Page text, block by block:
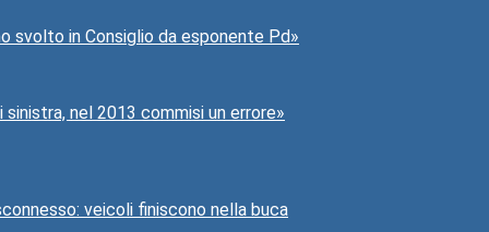
svolto in Consiglio da esponente Pd»
nel 2013 commisi un errore»
veicoli finiscono nella buca